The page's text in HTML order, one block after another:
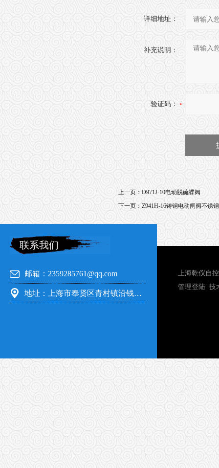
详细地址：
补充说明：
验证码：
上一页： D971J-10电动脱硫蝶阀
下一页： Z941H-16铸钢电动闸阀不锈
联系我们
邮箱：2359285761@qq.com
地址：上海市奉贤区青村镇沿钱公路351号
上海乾仪自
管理登陆 技